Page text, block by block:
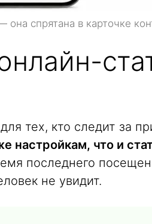
спрятана в карточке
тех, кто следит за
настройкам, что и
последнего
не увидит.